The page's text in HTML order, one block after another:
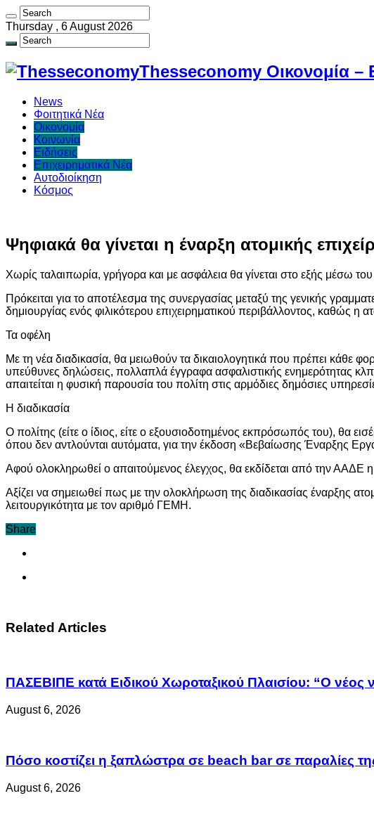
Thursday , 6 August 2026
Thesseconomy Οικονομία –
News
Φοιτητικά Νέα
Οικονομία
Κοινωνία
Ειδήσεις
Επιχειρηματικά Νέα
Αυτοδιοίκηση
Κόσμος
Ψηφιακά θα γίνεται η έναρξη ατομικής
Χωρίς ταλαιπωρία, γρήγορα και με ασφάλεια θα γίνεται στο εξής μέσω
Πρόκειται για το αποτέλεσμα της συνεργασίας μεταξύ της γενικής
δημιουργίας ενός φιλικότερου επιχειρηματικού περιβάλλοντος, καθώς η
Τα οφέλη
Με τη νέα διαδικασία, θα μειωθούν τα δικαιολογητικά που πρέπει κάθε
υπεύθυνες δηλώσεις, πολλαπλά έγγραφα ασφαλιστικής ενημερότητας
απαιτείται η φυσική παρουσία του πολίτη στις αρμόδιες δημόσιες
Η διαδικασία
Ο πολίτης (είτε ο ίδιος, είτε ο εξουσιοδοτημένος εκπρόσωπός του), θα
όπου δεν αντλούνται αυτόματα, για την έκδοση «Βεβαίωσης Έναρξης
Αφού ολοκληρωθεί ο απαιτούμενος έλεγχος, θα εκδίδεται από την
Αξίζει να σημειωθεί πως με την ολοκλήρωση της διαδικασίας έναρξης
λειτουργικότητα με τον αριθμό ΓΕΜΗ.
Share
Related Articles
ΠΑΣΕΒΙΠΕ κατά Ειδικού Χωροταξικού Πλαισίου: “Ο νέος
August 6, 2026
Πόσο κοστίζει η ξαπλώστρα σε beach bar σε παραλίες
August 6, 2026